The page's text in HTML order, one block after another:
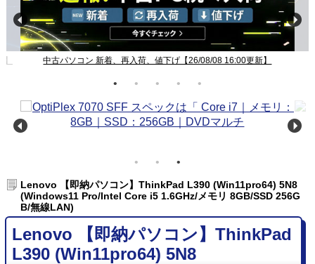
中古パソコン 新着、再入荷、値下げ【26/08/08 16:00更新】
Lenovo 【即納パソコン】ThinkPad L390 (Win11pro64) 5N8
(Windows11 Pro/Intel Core i5 1.6GHz/メモリ 8GB/SSD 256G
B/無線LAN)
Lenovo 【即納パソコン】ThinkPad
L390 (Win11pro64) 5N8